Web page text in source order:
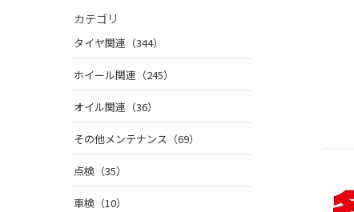
カテゴリ
タイヤ関連（344）
ホイール関連（245）
オイル関連（36）
その他メンテナンス（69）
点検（35）
車検（10）